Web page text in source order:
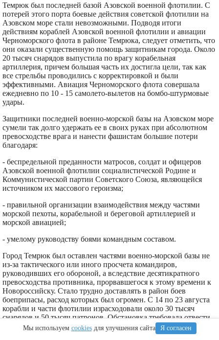
Темрюк был последней базой Азовской военной флотилии. С
потерей этого порта боевые действия советской флотилии на
Азовском море стали невозможными. Подводя итоги
действиям кораблей Азовской военной флотилии и авиации
Черноморского флота в районе Темрюка, следует отметить, что
они оказали существенную помощь защитникам города. Около
20 тысяч снарядов выпустила по врагу корабельная
артиллерия, причем большая часть их достигла цели, так как
все стрельбы проводились с корректировкой и были
эффективными. Авиация Черноморского флота совершала
ежедневно по 10 - 15 самолето-вылетов на бомбо-штурмовые
удары.
Защитники последней военно-морской базы на Азовском море
сумели так долго удержать ее в своих руках при абсолютном
превосходстве врага и нанести фашистам большие потери
благодаря:
- беспредельной преданности матросов, солдат и офицеров
Азовской военной флотилии социалистической Родине и
Коммунистической партии Советского Союза, являющейся
источником их массового героизма;
- правильной организации взаимодействия между частями
морской пехоты, корабельной и береговой артиллерией и
морской авиацией;
- умелому руководству боями командным составом.
Город Темрюк был оставлен частями военно-морской базы не
из-за тактического или иного просчета командиров,
руководивших его обороной, а вследствие десятикратного
превосходства противника, прорвавшегося к этому времени к
Новороссийску. Стало трудно доставлять в район боев
боеприпасы, расход которых был огромен. С 14 по 23 августа
корабли и части флотилии израсходовали около 30 тысяч
снарядов и 50 тысяч патронов. Обстановка требовала отвести
наши силы из-под Темрюка в район Новороссийска для
Мы используем cookiesдля улучшения сайта Я согласен